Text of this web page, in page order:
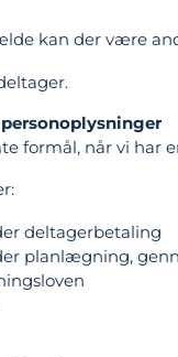
kan der være
formål, når vi har
deltagerbetaling
planlægning,